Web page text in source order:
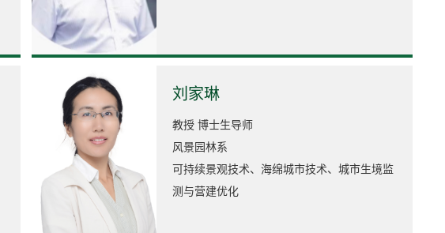
刘家琳
教授 博士生导师
风景园林系
可持续景观技术、海绵城市技术、城市生境监
测与营建优化